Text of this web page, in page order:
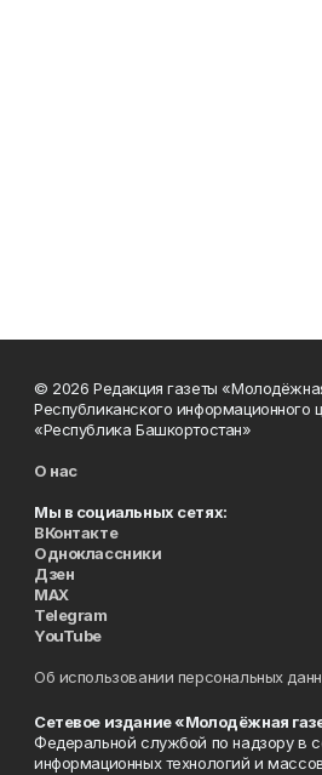
© 2026 Редакция газеты
Республиканского
«Республика Башкортостан»
О нас
Мы в социальных сетях:
ВКонтакте
Одноклассники
Дзен
MAX
Telegram
YouTube
Об использовании персональных
Сетевое издание «Молодёжная
Федеральной службой по надзору в
информационных технологий и